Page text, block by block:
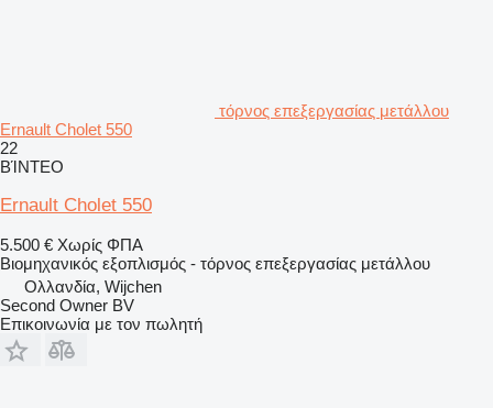
τόρνος επεξεργασίας μετάλλου
Ernault Cholet 550
22
ΒΊΝΤΕΟ
Ernault Cholet 550
5.500 € Χωρίς ΦΠΑ
Βιομηχανικός εξοπλισμός - τόρνος επεξεργασίας μετάλλου
Ολλανδία, Wijchen
Second Owner BV
Επικοινωνία με τον πωλητή